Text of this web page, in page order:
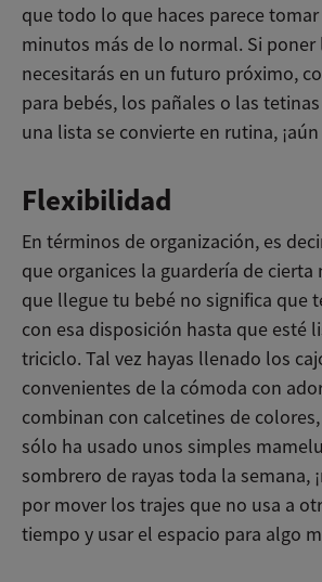
que todo lo que haces parece tomar
minutos más de lo normal. Si poner
necesitarás en un futuro próximo,
para bebés, los pañales o las
una lista se convierte en rutina,
Flexibilidad
En términos de organización, es
que organices la guardería de cierta
que llegue tu bebé no significa que
con esa disposición hasta que esté
triciclo. Tal vez hayas llenado los
convenientes de la cómoda con
combinan con calcetines de
sólo ha usado unos simples
sombrero de rayas toda la semana,
por mover los trajes que no usa a
tiempo y usar el espacio para algo